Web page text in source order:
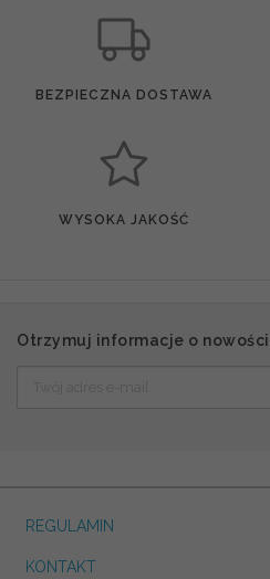
BEZPIECZNA DOSTAWA
WYSOKA JAKOŚĆ
Otrzymuj informacje o
REGULAMIN
KONTAKT